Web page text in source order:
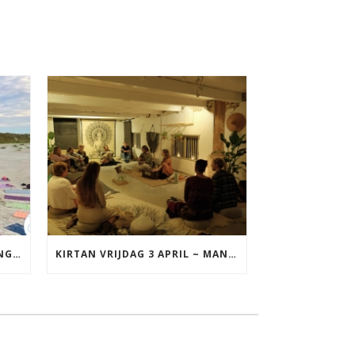
YOGA VAKANTIE TERSCHELLING 17 T/M 19 JULI KIRTAN VRIJDAG 3 APRIL ~ MANTRAZINGEN MET DIEDERICK IN LEEUWARDEN